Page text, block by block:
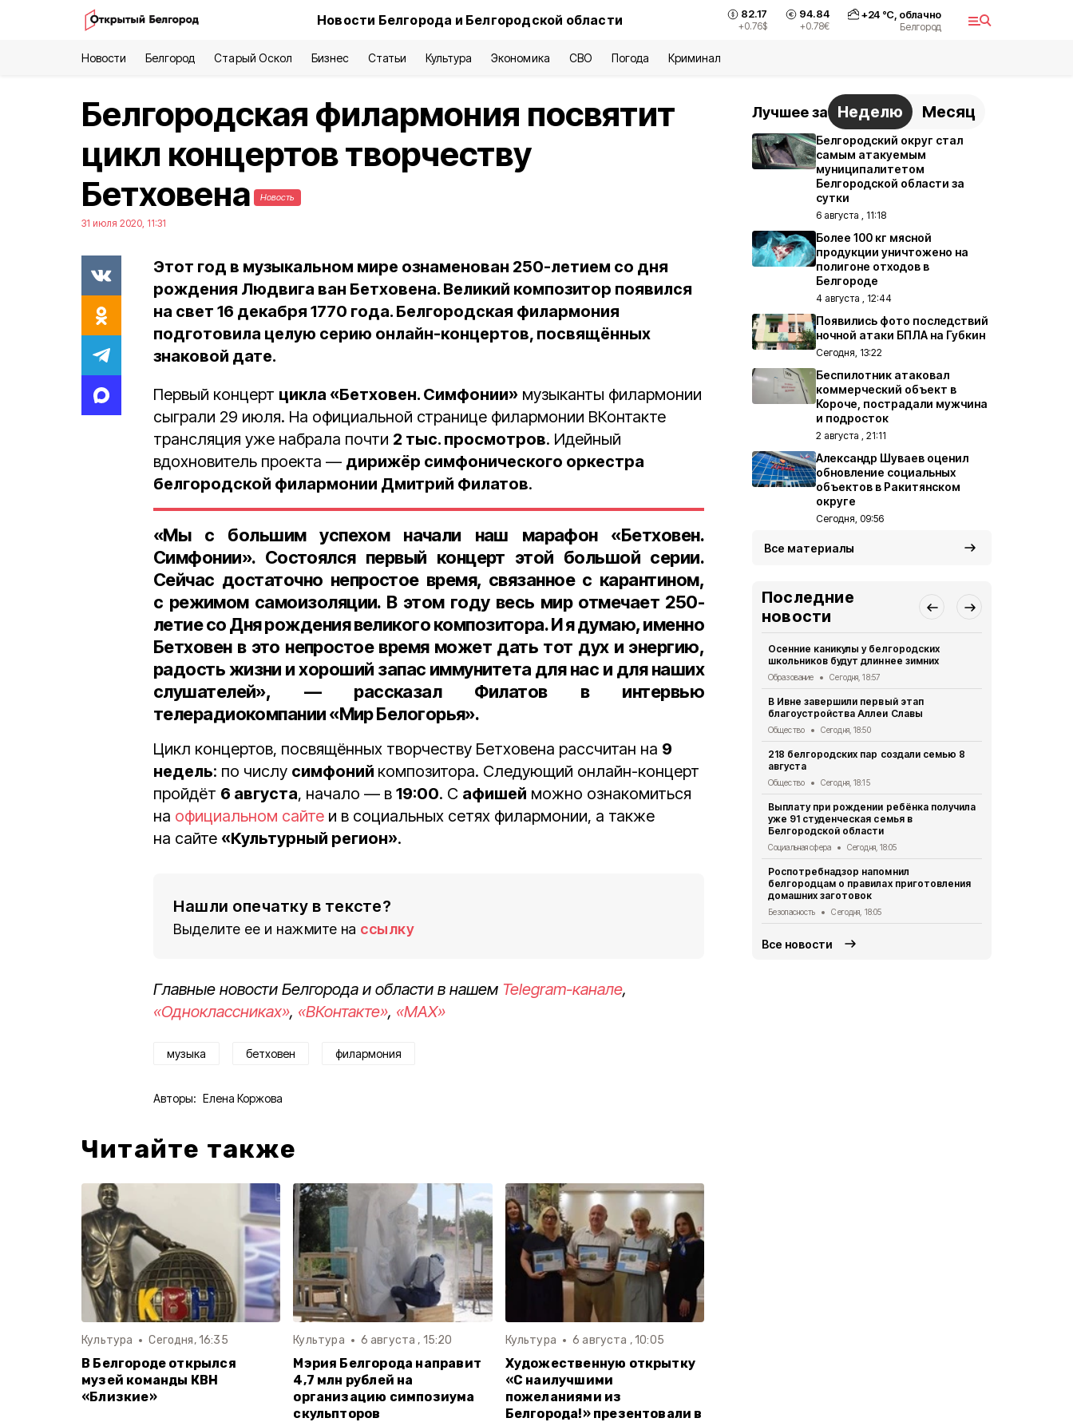
Новости Белгорода и Белгородской области 82.17
+0.76$
94.84
+0.78€
+24°С, облачно
Белгород
Новости Белгород Старый Оскол Бизнес Статьи Культура Экономика СВО Погода Криминал
Белгородская филармония посвятит
цикл концертов творчеству
Бетховена
Новость
31 июля 2020, 11:31
Этот год в музыкальном мире ознаменован 250-летием со дня
рождения Людвига ван Бетховена. Великий композитор появился
на свет 16 декабря 1770 года. Белгородская филармония
подготовила целую серию онлайн-концертов, посвящённых
знаковой дате.
Первый концерт цикла «Бетховен. Симфонии» музыканты филармонии
сыграли 29 июля. На официальной странице филармонии ВКонтакте
трансляция уже набрала почти 2 тыс. просмотров. Идейный
вдохновитель проекта — дирижёр симфонического оркестра
белгородской филармонии Дмитрий Филатов.
«Мы с большим успехом начали наш марафон «Бетховен.
Симфонии». Состоялся первый концерт этой большой серии.
Сейчас достаточно непростое время, связанное с карантином,
с режимом самоизоляции. В этом году весь мир отмечает 250-
летие со Дня рождения великого композитора. И я думаю, именно
Бетховен в это непростое время может дать тот дух и энергию,
радость жизни и хороший запас иммунитета для нас и для наших
слушателей», — рассказал Филатов в интервью
телерадиокомпании «Мир Белогорья».
Цикл концертов, посвящённых творчеству Бетховена рассчитан на 9
недель: по числу симфоний композитора. Следующий онлайн-концерт
пройдёт 6 августа, начало — в 19:00. С афишей можно ознакомиться
на официальном сайте и в социальных сетях филармонии, а также
на сайте «Культурный регион».
Нашли опечатку в тексте?
Выделите ее и нажмите на ссылку
Главные новости Белгорода и области в нашем Telegram-канале,
«Одноклассниках», «ВКонтакте», «MAX»
музыка бетховен филармония
Авторы: Елена Коржова
Читайте также
Культура Сегодня, 16:35
В Белгороде открылся
музей команды КВН
«Близкие»
Культура 6 августа , 15:20
Мэрия Белгорода направит
4,7 млн рублей на
организацию симпозиума
скульпторов
Культура 6 августа , 10:05
Художественную открытку
«С наилучшими
пожеланиями из
Белгорода!» презентовали в
Лучшее за Неделю Месяц
Белгородский округ стал
самым атакуемым
муниципалитетом
Белгородской области за
сутки
6 августа , 11:18
Более 100 кг мясной
продукции уничтожено на
полигоне отходов в
Белгороде
4 августа , 12:44
Появились фото последствий
ночной атаки БПЛА на Губкин
Сегодня, 13:22
Беспилотник атаковал
коммерческий объект в
Короче, пострадали мужчина
и подросток
2 августа , 21:11
Александр Шуваев оценил
обновление социальных
объектов в Ракитянском
округе
Сегодня, 09:56
Все материалы
Последние
новости
Осенние каникулы у белгородских
школьников будут длиннее зимних
Образование Сегодня, 18:57
В Ивне завершили первый этап
благоустройства Аллеи Славы
Общество Сегодня, 18:50
218 белгородских пар создали семью 8
августа
Общество Сегодня, 18:15
Выплату при рождении ребёнка получила
уже 91 студенческая семья в
Белгородской области
Социальная сфера Сегодня, 18:05
Роспотребнадзор напомнил
белгородцам о правилах приготовления
домашних заготовок
Безопасность Сегодня, 18:05
Все новости